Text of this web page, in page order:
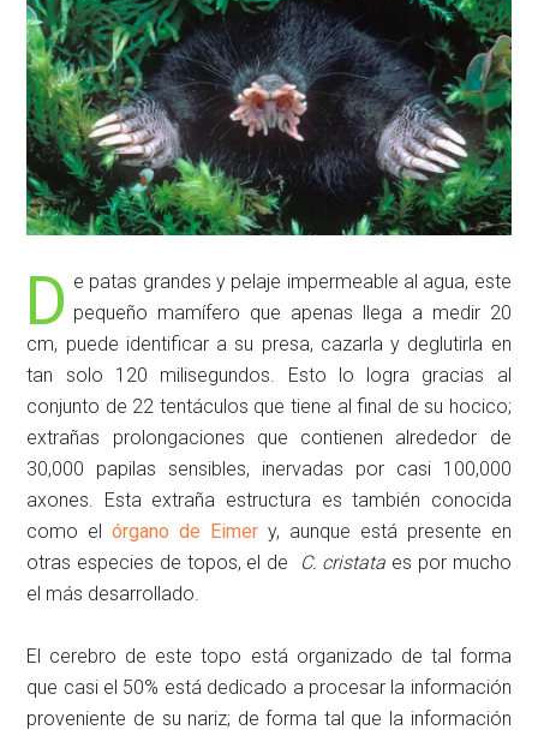
D e patas grandes y pelaje impermeable al agua, este
pequeño mamífero que apenas llega a medir 20
cm, puede identificar a su presa, cazarla y deglutirla en
tan solo 120 milisegundos. Esto lo logra gracias al
conjunto de 22 tentáculos que tiene al final de su hocico;
extrañas prolongaciones que contienen alrededor de
30,000 papilas sensibles, inervadas por casi 100,000
axones. Esta extraña estructura es también conocida
como elórgano de Eimer y, aunque está presente en
otras especies de topos, el de
C. cristata es por mucho
el más desarrollado.
El cerebro de este topo está organizado de tal forma
que casi el 50% está dedicado a procesar la información
proveniente de su nariz; de forma tal que la información